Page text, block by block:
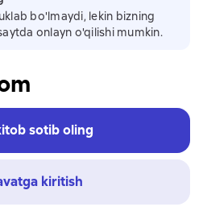
bo'lmaydi, lekin bizning
onlayn o'qilishi mumkin.
sotib oling
kiritish